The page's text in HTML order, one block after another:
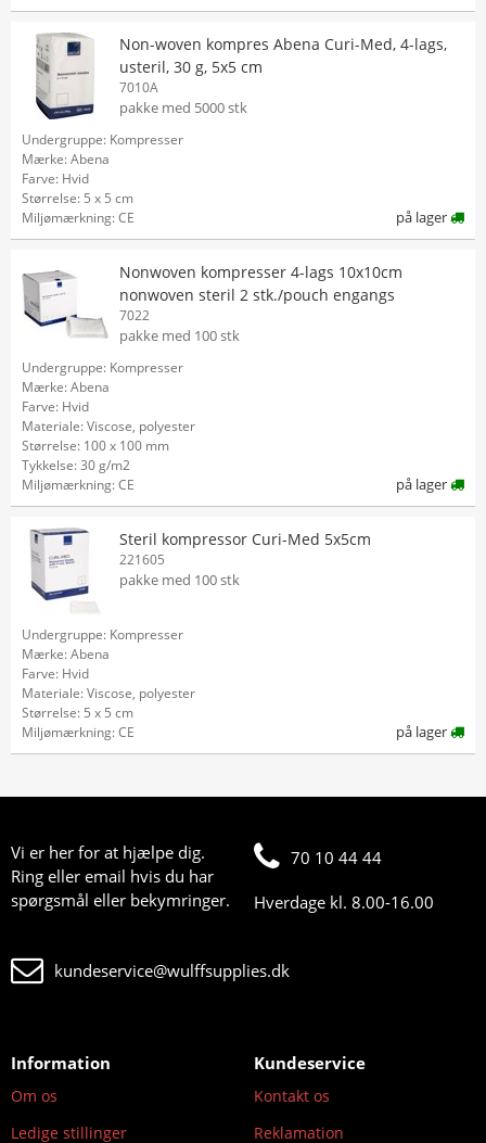
Non-woven kompres Abena Curi-Med, 4-lags,
usteril, 30 g, 5x5 cm
7010A
pakke med 5000 stk
Undergruppe: Kompresser
Mærke: Abena
Farve: Hvid
Størrelse: 5 x 5 cm
Miljømærkning: CE
på lager
Nonwoven kompresser 4-lags 10x10cm
nonwoven steril 2 stk./pouch engangs
7022
pakke med 100 stk
Undergruppe: Kompresser
Mærke: Abena
Farve: Hvid
Materiale: Viscose, polyester
Størrelse: 100 x 100 mm
Tykkelse: 30 g/m2
Miljømærkning: CE
på lager
Steril kompressor Curi-Med 5x5cm
221605
pakke med 100 stk
Undergruppe: Kompresser
Mærke: Abena
Farve: Hvid
Materiale: Viscose, polyester
Størrelse: 5 x 5 cm
Miljømærkning: CE
på lager
Vi er her for at hjælpe dig.
Ring eller email hvis du har
spørgsmål eller bekymringer.
70 10 44 44
Hverdage kl. 8.00-16.00
kundeservice@wulffsupplies.dk
Information
Om os
Ledige stillinger
Kundeservice
Kontakt os
Reklamation